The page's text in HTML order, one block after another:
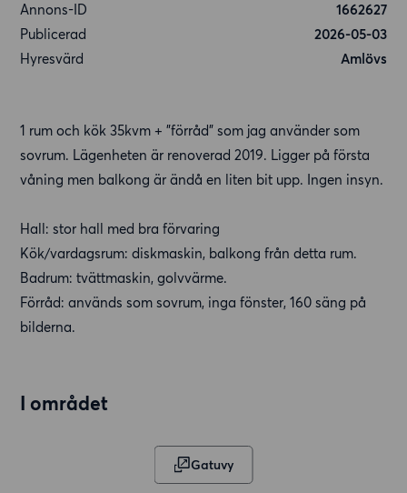
Annons-ID
1662627
Publicerad
2026-05-03
Hyresvärd
Amlövs
1 rum och kök 35kvm + "förråd" som jag använder som
sovrum. Lägenheten är renoverad 2019. Ligger på första
våning men balkong är ändå en liten bit upp. Ingen insyn.
Hall: stor hall med bra förvaring
Kök/vardagsrum: diskmaskin, balkong från detta rum.
Badrum: tvättmaskin, golvvärme.
Förråd: används som sovrum, inga fönster, 160 säng på
bilderna.
I området
Gatuvy